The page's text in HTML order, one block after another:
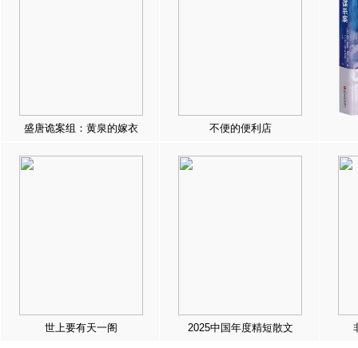
盛唐诡案组：黄泉的嫁衣 不便的便利店
世上要有天一阁 2025中国年度精短散文